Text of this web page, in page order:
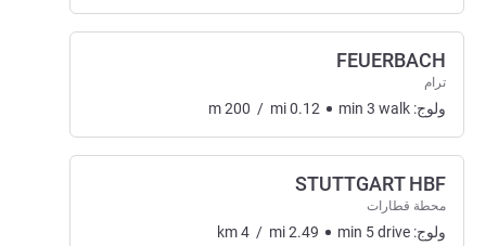
FEUERBACH
ترام
ولوج: m200 / mi0.12 min 3 walk
STUTTGART HBF
محطة قطارات
ولوج: km4 / mi2.49 min 5drive